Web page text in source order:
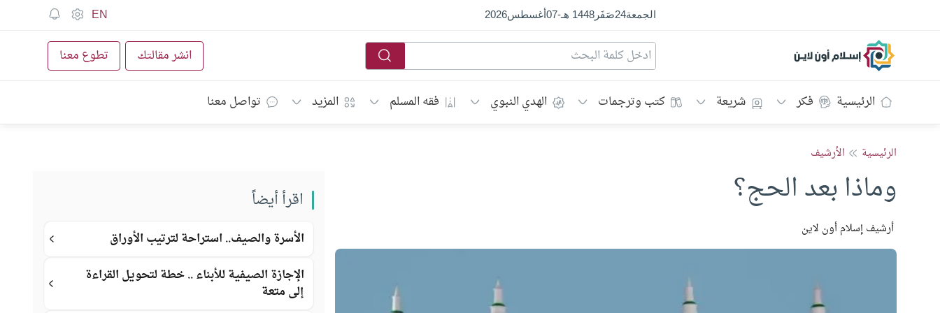
الجمعة24صَفَر1448 هـ -
07أغسطس2026
EN
إسلام أون لاين انشر مقالتك تطوع معنا
الرئيسية فكر شريعة كتب وترجمات الهدي النبوي فقه المسلم المزيد تواصل معنا
الرئيسية الأرشيف
وماذا بعد الحج؟
أرشيف إسلام أون لاين
اقرأ أيضاً
الأسرة والصيف.. استراحة لترتيب الأوراق
الإجازة الصيفية للأبناء .. خطة لتحويل القراءة
إلى متعة